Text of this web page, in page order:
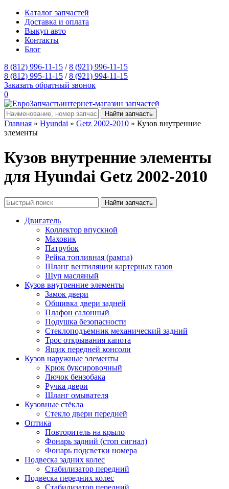
Каталог запчастей
Доставка и оплата
Выкуп авто
Контакты
Блог
8 (812) 996-11-15 /8 (921) 996-11-15
8 (812) 995-11-15 /8 (921) 994-11-15
Заказать обратный звонок
0
интернет-магазин запчастей
Главная » Hyundai » Getz 2002-2010 » Кузов внутренние
элементы
Кузов внутренние элементы
для Hyundai Getz 2002-2010
Двигатель
Коллектор впускной
Маховик
Патрубок
Рейка топливная (рампа)
Шланг вентиляции картерных газов
Щуп масляный
Кузов внутренние элементы
Замок двери
Обшивка двери задней
Плафон салонный
Подушка безопасности
Стеклоподъемник механический задний
Трос открывания капота
Ящик передней консоли
Кузов наружные элементы
Крюк буксировочный
Лючок бензобака
Ручка двери
Шланг омывателя
Кузовные стёкла
Стекло двери передней
Оптика
Повторитель на крыло
Фонарь задний (стоп сигнал)
Фонарь подсветки номера
Подвеска задних колес
Стабилизатор передний
Подвеска передних колес
Стабилизатор передний